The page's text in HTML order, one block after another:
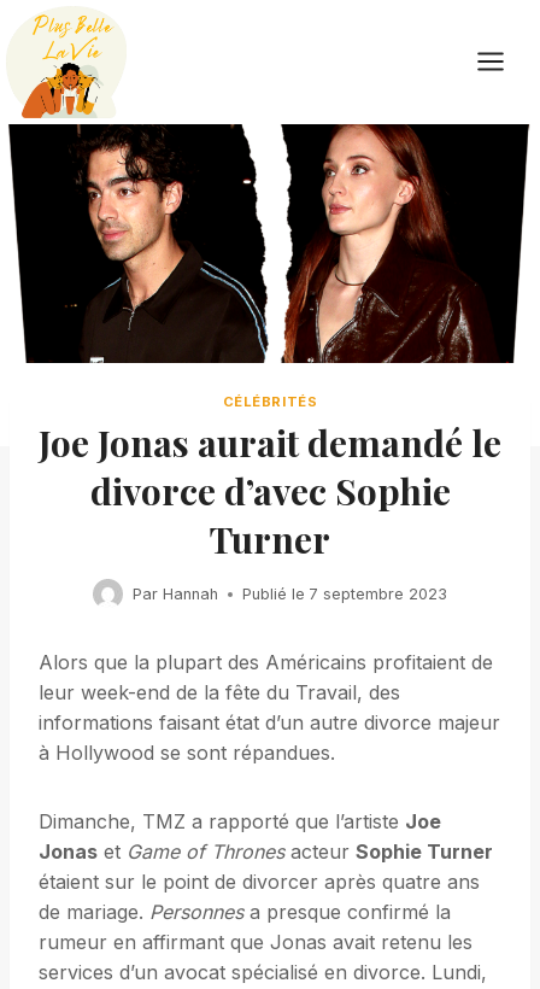
Skip
content
CÉLÉBRITÉS
Joe Jonas aurait demandé le
divorce d’avec Sophie
Turner
Par Hannah Publié le 7 septembre 2023
Alors que la plupart des Américains profitaient de
leur week-end de la fête du Travail, des
informations faisant état d’un autre divorce majeur
à Hollywood se sont répandues.
Dimanche, TMZ a rapporté que l’artiste Joe
Jonas et Game of Thronesacteur Sophie Turner
étaient sur le point de divorcer après quatre ans
de mariage. Personnesa presque confirmé la
rumeur en affirmant que Jonas avait retenu les
services d’un avocat spécialisé en divorce. Lundi,